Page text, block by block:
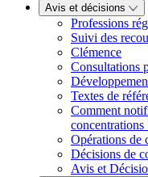
Avis et décisions
Professions
Suivi des
Clémence
Consultations
Textes de
Comment
concentrations
Opérations de
Décisions de
Avis et